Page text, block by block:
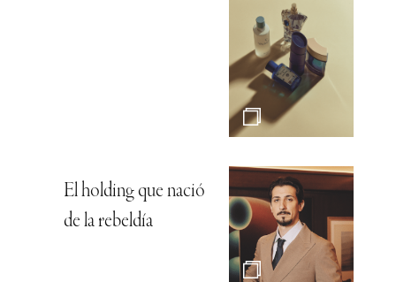
El holding que nació
de la rebeldía